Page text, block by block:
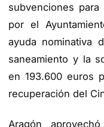
subvenciones para
por el
ayuda nominativa
saneamiento y la
en 193.600 euros
recuperación del
Aragón